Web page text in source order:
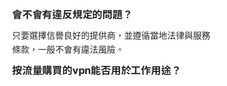
會不會有違反規定的問題？
只要選擇信譽良好的提供商，並遵循當地法律與服務
條款，一般不會有違法風險。
按流量購買的vpn能否用於工作用途？